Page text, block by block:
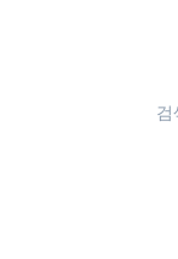
검